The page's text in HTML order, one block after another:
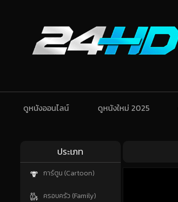
ดูหนังออนไลน์ ดูหนังใหม่ 2025
ประเภท
การ์ตูน (Cartoon)
ครอบครัว (Family)